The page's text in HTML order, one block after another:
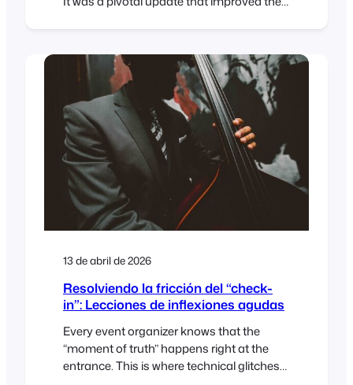
WooCommerce Checkout Block and
classic checkout experiences. With those
core pieces now in place, we’ve turned our
focus to popular feature requests…
13 de abril de 2026
Resolviendo la fricción del “check-
in”: Lecciones de inflexiones agudas
Every event organizer knows that the
“moment of truth” happens right at the
entrance. This is where technical glitches